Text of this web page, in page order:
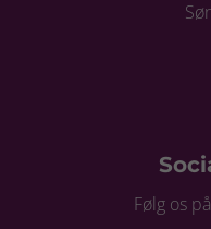
Følg os